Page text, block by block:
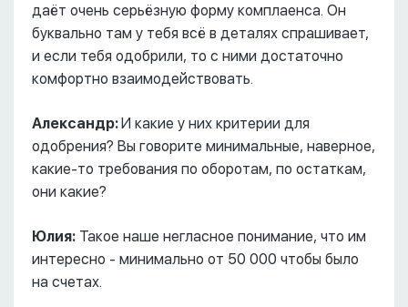
даёт очень серьёзную форму комплаенса. Он
буквально там у тебя всё в деталях спрашивает,
и если тебя одобрили, то с ними достаточно
комфортно взаимодействовать.
Александр:И какие у них критерии для
одобрения? Вы говорите минимальные, наверное,
какие-то требования по оборотам, по остаткам,
они какие?
Юлия: Такое наше негласное понимание, что им
интересно - минимально от 50 000 чтобы было
на счетах.